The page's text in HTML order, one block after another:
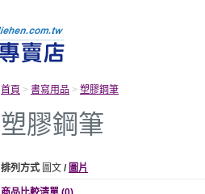
首頁 > 書寫用品 > 塑膠鋼筆
塑膠鋼筆
排列方式 圖文 / 圖片